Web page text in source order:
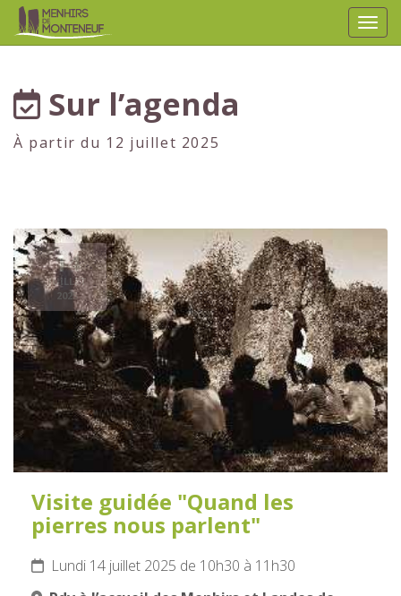
Sur l’agenda
À partir du 12 juillet 2025
14
JUILLET
2025
Visite guidée "Quand les
pierres nous parlent"
Lundi 14 juillet 2025 de 10h30 à 11h30